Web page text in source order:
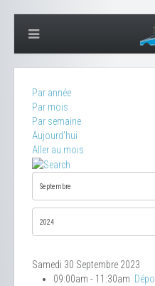
Par année
Par mois
Par semaine
Aujourd'hui
Aller au mois
Samedi 30 Septembre 2023
09:00am - 11:30am